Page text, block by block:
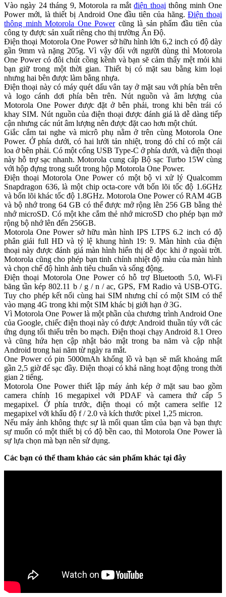
Vào ngày 24 tháng 9, Motorola ra mắtđiện thoại thông minh One
Power mới, là thiết bị Android One đầu tiên của hãng.Điện thoại
thông minh Motorola One Powercũng là sản phẩm đầu tiên của
công ty được sản xuất riêng cho thị trường Ấn Độ.
Điện thoại Motorola One Power sở hữu hình lớn 6,2 inch có độ dày
gần 9mm và nặng 205g. Vì vậy đối với người dùng thì Motorola
One Power có đôi chút cồng kềnh và bạn sẽ cảm thấy mệt mỏi khi
bạn giữ trong một thời gian. Thiết bị có mặt sau bằng kim loại
nhưng hai bên được làm bằng nhựa.
Điện thoại này có máy quét dấu vân tay ở mặt sau với phía bên trên
và logo cánh dơi phía bên trên. Nút nguồn và âm lượng của
Motorola One Power được đặt ở bên phải, trong khi bên trái có
khay SIM. Nút nguồn của điện thoại được đánh giá là dễ dàng tiếp
cận nhưng các nút âm lượng nên được đặt cao hơn một chút.
Giắc cắm tai nghe và micrô phụ nằm ở trên cùng Motorola One
Power. Ở phía dưới, có hai lưới tản nhiệt, trong đó chỉ có một cái
loa ở bên phải. Có một cổng USB Type-C ở phía dưới, và điện thoại
này hỗ trợ sạc nhanh. Motorola cung cấp Bộ sạc Turbo 15W cùng
với hộp đựng trong suốt trong hộp Motorola One Power.
Điện thoại Motorola One Power có một bộ vi xử lý Qualcomm
Snapdragon 636, là một chip octa-core với bốn lõi tốc độ 1.6GHz
và bốn lõi khác tốc độ 1.8GHz. Motorola One Power có RAM 4GB
và bộ nhớ trong 64 GB có thể được mở rộng lên 256 GB bằng thẻ
nhớ microSD. Có một khe cắm thẻ nhớ microSD cho phép bạn mở
rộng bộ nhớ lên đến 256GB.
Motorola One Power sở hữu màn hình IPS LTPS 6.2 inch có độ
phân giải full HD và tỷ lệ khung hình 19: 9. Màn hình của điện
thoại này được đánh giá màn hình hiển thị dễ đọc khi ở ngoài trời.
Motorola cũng cho phép bạn tinh chỉnh nhiệt độ màu của màn hình
và chọn chế độ hình ảnh tiêu chuẩn và sống động.
Điện thoại Motorola One Power có hỗ trợ Bluetooth 5.0, Wi-Fi
băng tần kép 802.11 b / g / n / ac, GPS, FM Radio và USB-OTG.
Tuy cho phép kết nối cùng hai SIM nhưng chỉ có một SIM có thể
vào mạng 4G trong khi một SIM khác bị giới hạn ở 3G.
Vì Motorola One Power là một phần của chương trình Android One
của Google, chiếc điện thoại này có được Android thuần túy với các
ứng dụng tối thiểu trên bo mạch. Điện thoại chạy Android 8.1 Oreo
và cũng hứa hẹn cập nhật bảo mật trong ba năm và cập nhật
Android trong hai năm từ ngày ra mắt.
One Power có pin 5000mAh khổng lồ và bạn sẽ mất khoảng mất
gần 2,5 giờ để sạc đầy. Điện thoại có khả năng hoạt động trong thời
gian 2 tiếng.
Motorola One Power thiết lập máy ảnh kép ở mặt sau bao gồm
camera chính 16 megapixel với PDAF và camera thứ cấp 5
megapixel. Ở phía trước, điện thoại có một camera selfie 12
megapixel với khẩu độ f / 2.0 và kích thước pixel 1,25 micron.
Nếu máy ảnh không thực sự là mối quan tâm của bạn và bạn thực
sự muốn có một thiết bị có độ bền cao, thì Motorola One Power là
sự lựa chọn mà bạn nên sử dụng.
Các bạn có thể tham khảo các sản phẩm khác tại đây